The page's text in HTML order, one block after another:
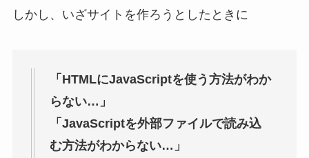
しかし、いざサイトを作ろうとしたときに
「HTMLにJavaScriptを使う方法がわか
らない…」
「JavaScriptを外部ファイルで読み込
む方法がわからない…」